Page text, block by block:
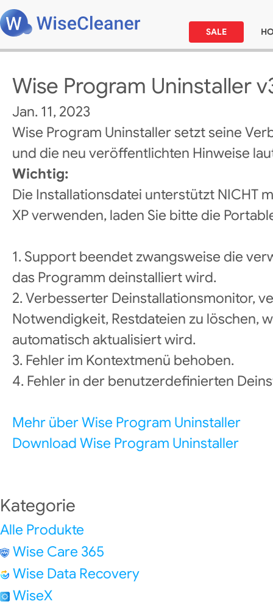
SALE
Wise Program Uninstaller
Jan. 11, 2023
Wise Program Uninstaller setzt seine
und die neu veröffentlichten Hinweise
Wichtig:
Die Installationsdatei unterstützt NICHT
XP verwenden, laden Sie bitte die
1. Support beendet zwangsweise die
das Programm deinstalliert wird.
2. Verbesserter Deinstallationsmonitor,
Notwendigkeit, Restdateien zu löschen,
automatisch aktualisiert wird.
3. Fehler im Kontextmenü behoben.
4. Fehler in der benutzerdefinierten
Mehr über Wise Program Uninstaller
Download Wise Program Uninstaller
Kategorie
Alle Produkte
Wise Care 365
Wise Data Recovery
WiseX